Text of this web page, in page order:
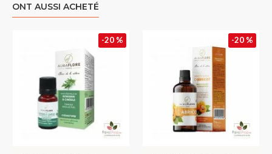
ONT AUSSI ACHETÉ
-20 % -20 %